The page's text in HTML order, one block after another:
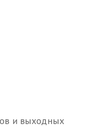
и выходных